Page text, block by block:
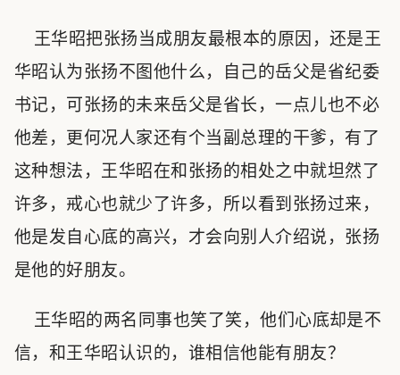
王华昭把张扬当成朋友最根本的原因，还是王
华昭认为张扬不图他什么，自己的岳父是省纪委
书记，可张扬的未来岳父是省长，一点儿也不必
他差，更何况人家还有个当副总理的干爹，有了
这种想法，王华昭在和张扬的相处之中就坦然了
许多，戒心也就少了许多，所以看到张扬过来，
他是发自心底的高兴，才会向别人介绍说，张扬
是他的好朋友。
王华昭的两名同事也笑了笑，他们心底却是不
信，和王华昭认识的，谁相信他能有朋友？